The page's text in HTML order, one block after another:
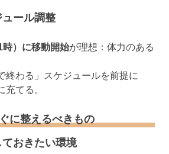
ール調整
）に移動開始が理想：体力のある
終わる」スケジュールを前提に
充てる。
に整えるべきもの
おきたい環境